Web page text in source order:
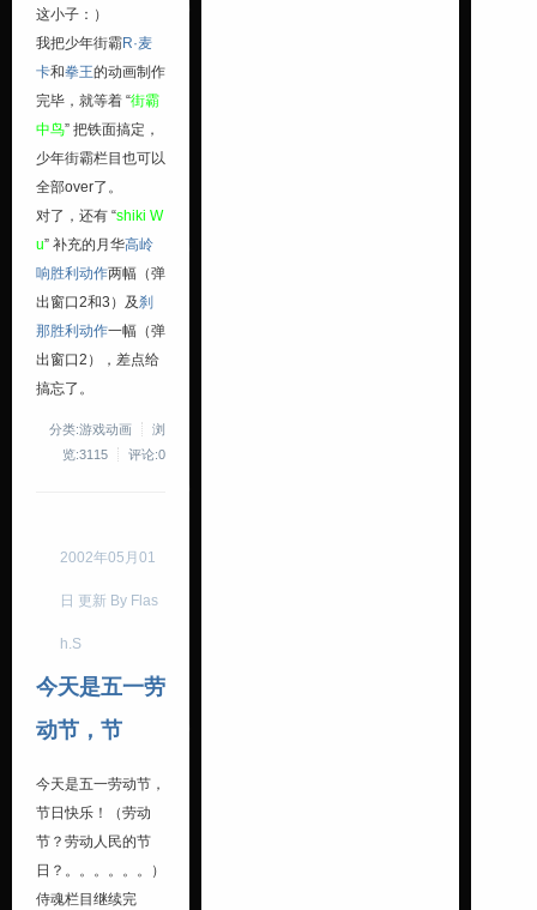
这小子：）
我把少年街霸R·麦
卡和拳王的动画制作
完毕，就等着 “街霸
中鸟” 把铁面搞定，
少年街霸栏目也可以
全部over了。
对了，还有 “shiki W
u” 补充的月华高岭
响胜利动作两幅（弹
出窗口2和3）及刹
那胜利动作一幅（弹
出窗口2），差点给
搞忘了。
分类:游戏动画
浏
览:3115
评论:0
2002年05月01
日 更新 By Flas
h.S
今天是五一劳
动节，节
今天是五一劳动节，
节日快乐！（劳动
节？劳动人民的节
日？。。。。。。）
侍魂栏目继续完